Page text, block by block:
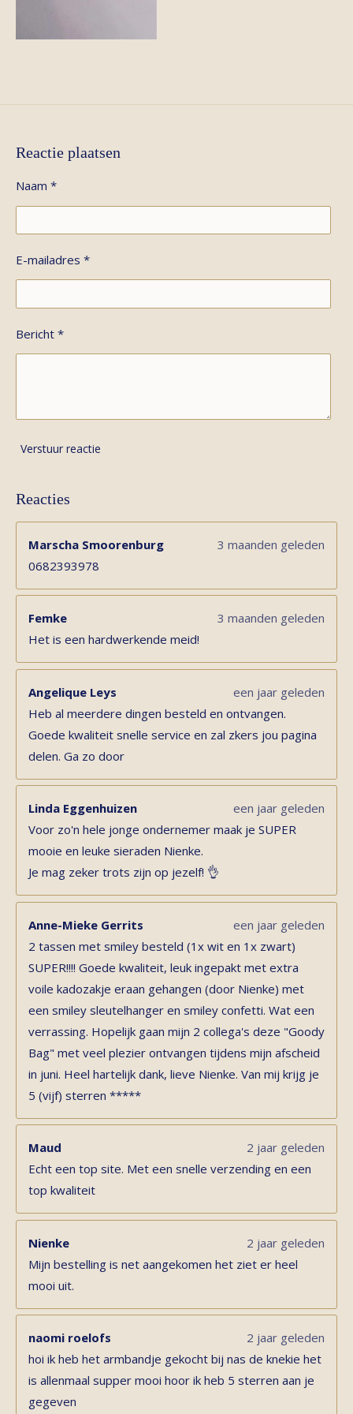
Reactie plaatsen
Naam *
E-mailadres *
Bericht *
Verstuur reactie
Reacties
Marscha Smoorenburg
3 maanden geleden
0682393978
Femke
3 maanden geleden
Het is een hardwerkende meid!
Angelique Leys
een jaar geleden
Heb al meerdere dingen besteld en ontvangen.
Goede kwaliteit snelle service en zal zkers jou pagina
delen. Ga zo door
Linda Eggenhuizen
een jaar geleden
Voor zo'n hele jonge ondernemer maak je SUPER
mooie en leuke sieraden Nienke.
Je mag zeker trots zijn op jezelf! 👌
Anne-Mieke Gerrits
een jaar geleden
2 tassen met smiley besteld (1x wit en 1x zwart)
SUPER!!!! Goede kwaliteit, leuk ingepakt met extra
voile kadozakje eraan gehangen (door Nienke) met
een smiley sleutelhanger en smiley confetti. Wat een
verrassing. Hopelijk gaan mijn 2 collega's deze "Goody
Bag" met veel plezier ontvangen tijdens mijn afscheid
in juni. Heel hartelijk dank, lieve Nienke. Van mij krijg je
5 (vijf) sterren *****
Maud
2 jaar geleden
Echt een top site. Met een snelle verzending en een
top kwaliteit
Nienke
2 jaar geleden
Mijn bestelling is net aangekomen het ziet er heel
mooi uit.
naomi roelofs
2 jaar geleden
hoi ik heb het armbandje gekocht bij nas de knekie het
is allenmaal supper mooi hoor ik heb 5 sterren aan je
gegeven